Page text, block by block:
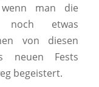
man die
noch etwas
von diesen
neuen Fests
begeistert.